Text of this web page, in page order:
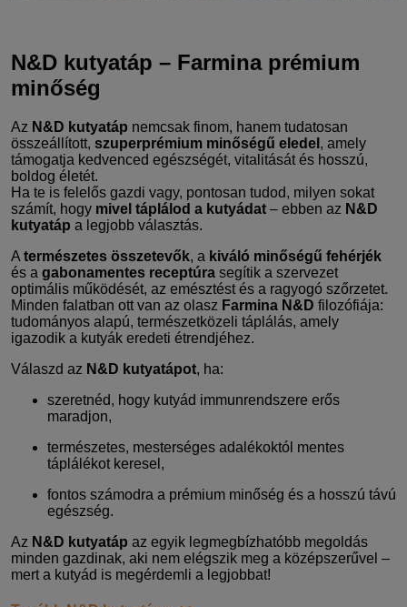
N&D kutyatáp – Farmina prémium
minőség
Az N&D kutyatáp nemcsak finom, hanem tudatosan
összeállított, szuperprémium minőségű eledel , amely
támogatja kedvenced egészségét, vitalitását és hosszú,
boldog életét.
Ha te is felelős gazdi vagy, pontosan tudod, milyen sokat
számít, hogy mivel táplálod a kutyádat – ebben az N&D
kutyatáp a legjobb választás.
A természetes összetevők, a kiváló minőségű fehérjék
és a gabonamentes receptúra segítik a szervezet
optimális működését, az emésztést és a ragyogó szőrzetet.
Minden falatban ott van az olasz Farmina N&D filozófiája:
tudományos alapú, természetközeli táplálás, amely
igazodik a kutyák eredeti étrendjéhez.
Válaszd az N&D kutyatápot, ha:
szeretnéd, hogy kutyád immunrendszere erős
maradjon,
természetes, mesterséges adalékoktól mentes
táplálékot keresel,
fontos számodra a prémium minőség és a hosszú távú
egészség.
Az N&D kutyatáp az egyik legmegbízhatóbb megoldás
minden gazdinak, aki nem elégszik meg a középszerűvel –
mert a kutyád is megérdemli a legjobbat!